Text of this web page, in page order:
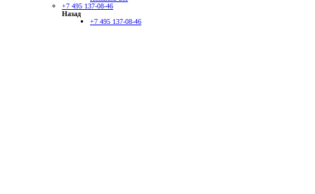
+7 495 137-08-46
Назад
+7 495 137-08-46